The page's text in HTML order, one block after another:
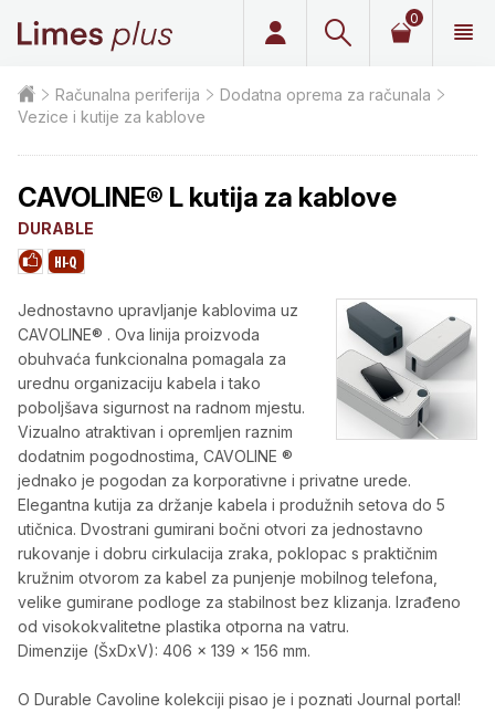
0
Računalna periferija
Dodatna oprema za računala
Vezice i kutije za kablove
CAVOLINE® L kutija za kablove
DURABLE
Jednostavno upravljanje kablovima uz
CAVOLINE® . Ova linija proizvoda
obuhvaća funkcionalna pomagala za
urednu organizaciju kabela i tako
poboljšava sigurnost na radnom mjestu.
Vizualno atraktivan i opremljen raznim
dodatnim pogodnostima, CAVOLINE ®
jednako je pogodan za korporativne i privatne urede.
Elegantna kutija za držanje kabela i produžnih setova do 5
utičnica. Dvostrani gumirani bočni otvori za jednostavno
rukovanje i dobru cirkulacija zraka, poklopac s praktičnim
kružnim otvorom za kabel za punjenje mobilnog telefona,
velike gumirane podloge za stabilnost bez klizanja. Izrađeno
od visokokvalitetne plastika otporna na vatru.
Dimenzije (ŠxDxV): 406 x 139 x 156 mm.
O Durable Cavoline kolekciji pisao je i poznati Journal portal!